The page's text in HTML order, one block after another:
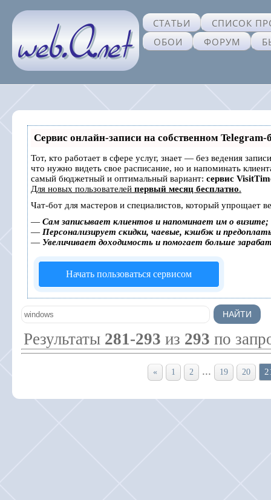
СТАТЬИ
СПИСОК
ОБОИ
ФОРУМ
Сервис онлайн-записи на собственном Telegram-
Тот, кто работает в сфере услуг, знает — без ведения
что нужно видеть свое расписание, но и напоминать
самый бюджетный и оптимальный вариант: сервис
Для новых пользователей первый месяц бесплатно.
Чат-бот для мастеров и специалистов, который упрощает
— Сам записывает клиентов и напоминает им о визите;
— Персонализирует скидки, чаевые, кэшбэк и
— Увеличивает доходимость и помогает больше
Начать пользоваться сервисом
Результаты 281-293 из 293 по
« 1 2 ... 19 20